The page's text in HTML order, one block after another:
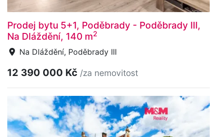
Prodej bytu 5+1, Poděbrady - Poděbrady III,
Na Dláždění, 140 m2
Na Dláždění, Poděbrady III
12 390 000 Kč /za nemovitost